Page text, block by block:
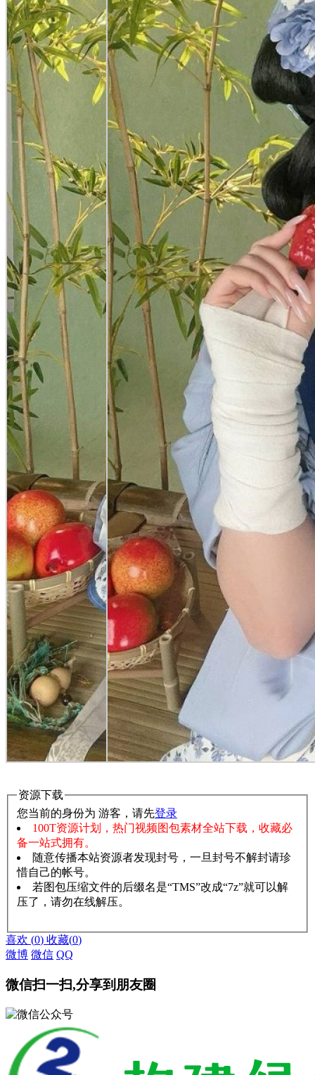
资源下载
您当前的身份为 游客，请先登录
100T资源计划，热门视频图包素材全站下载，收藏必
备一站式拥有。
随意传播本站资源者发现封号，一旦封号不解封请珍
惜自己的帐号。
若图包压缩文件的后缀名是“TMS”改成“7z”就可以解
压了，请勿在线解压。
喜欢 (0) 收藏(0)
微博 微信 QQ
微信扫一扫,分享到朋友圈